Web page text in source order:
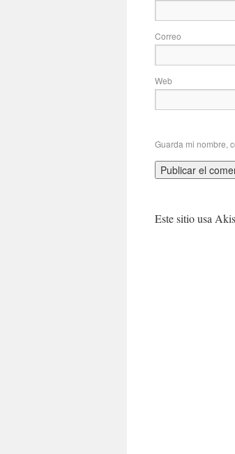
Web
Guarda mi nombre,
Este sitio usa